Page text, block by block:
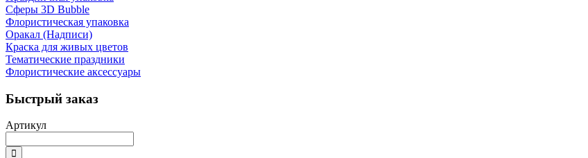
Сферы 3D Bubble
Флористическая упаковка
Оракал (Надписи)
Краска для живых цветов
Тематические праздники
Флористические аксессуары
Быстрый заказ
Артикул